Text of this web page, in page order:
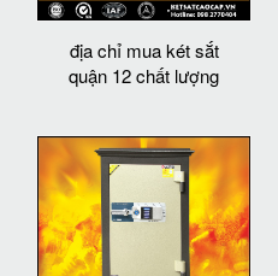
địa chỉ mua két sắt
quận 12 chất lượng